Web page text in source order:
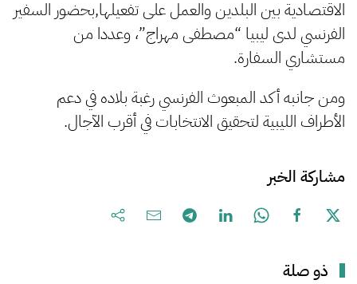
الاقتصادية بين البلدين والعمل على تفعيلها,بحضور السفير
الفرنسي لدى ليبيا “مصطفى مهراج”، وعددا من
مستشاري السفارة.
ومن جانبه أكد المبعوث الفرنسي رغبة بلاده في دعم
الأطراف الليبية لتحقيق الانتخابات في أقرب الآجال.
مشاركة الخبر
ذو صلة